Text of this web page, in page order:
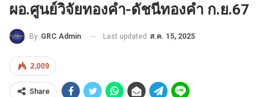
ผอ.ศูนย์วิจัยทองคำ-ดัชนีทองคำ ก.ย.67
By GRC Admin Last updated ส.ค. 15, 2025
2,009
Share